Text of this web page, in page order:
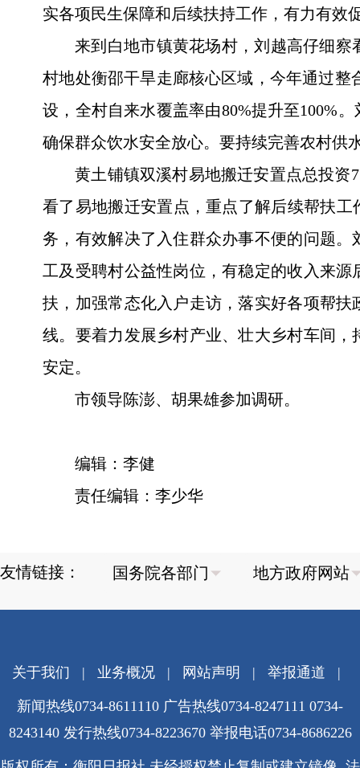
实各项民生保障和后续扶持工作，有力有效
来到白地市镇黄花场村，刘越高仔细
村地处衡邵干旱走廊核心区域，今年通过
设，全村自来水覆盖率由80%提升至100%
确保群众饮水安全放心。要持续完善农村供
黄土铺镇双溪村易地搬迁安置点总投资
看了易地搬迁安置点，重点了解后续帮扶
务，有效解决了入住群众办事不便的问题
工及受聘村公益性岗位，有稳定的收入来
扶，加强常态化入户走访，落实好各项帮
线。要着力发展乡村产业、壮大乡村车间
安定。
市领导陈澎、胡果雄参加调研。
编辑：李健
责任编辑：李少华
友情链接：
关于我们 | 业务概况| 网站声明 | 举报通道 |
新闻热线0734-8611110 广告热线0734-8247111 0734-
8243140 发行热线0734-8223670 举报电话0734-8686226